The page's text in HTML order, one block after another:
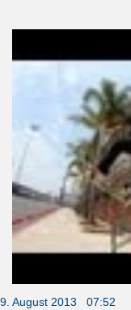
9. August 2013 07:52